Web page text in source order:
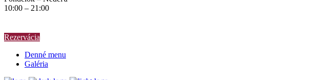
10:00 – 21:00
Rezervácia
Denné menu
Galéria